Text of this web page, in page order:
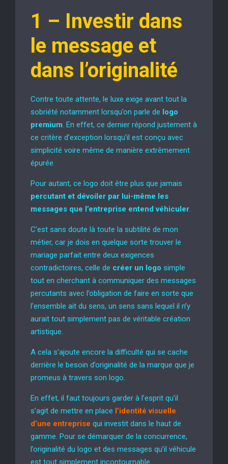
1 – Investir dans
le message et
dans l’originalité
Contre toute attente, le luxe exige avant tout la
sobriété notamment lorsqu’on parle de logo
premium. En effet, ce dernier répond justement à
ce critère d’exception lorsqu’il est conçu avec
simplicité voire même de manière extrêmement
épurée.
Pour autant, ce logo doit être plus que jamais
percutant et dévoiler par lui-même les
messages que l’entreprise entend véhiculer.
C’est sans doute là toute la subtilité de mon
métier, car je dois en quelque sorte trouver le
mariage parfait entre deux exigences
contradictoires, celle de créer un logo simple
tout en cherchant à communiquer des messages
percutants avec l’obligation de faire en sorte que
l’ensemble ait du sens, un sens sans lequel il n’y
aurait tout simplement pas de véritable création
artistique.
A cela s’ajoute encore la difficulté qui se cache
derrière le besoin d’originalité de la marque que je
promeus à travers son logo.
En effet, il faut toujours garder à l’esprit qu’il
s’agit de mettre en place l’identité visuelle
d’une entreprise qui investit dans le haut de
gamme. Pour se démarquer de la concurrence,
l’originalité du logo et des messages qu’il véhicule
est tout simplement incontournable.